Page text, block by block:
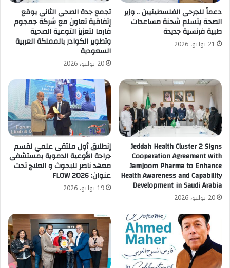
دعماً للجرحى الفلسطينيين .. وزير
الصحة يتسلم شحنة مساعدات
طبية فرنسية جديدة
21 يوليو، 2026
تجمع جدة الصحي الثاني يوقع
إتفاقية تعاون مع شركة جمجوم
فارما لتعزيز التوعية الصحية
وتطوير الكوادر بالمملكة العربية
السعودية
20 يوليو، 2026
Jeddah Health Cluster 2 Signs
Cooperation Agreement with
Jamjoom Pharma to Enhance
Health Awareness and Capability
Development in Saudi Arabia
20 يوليو، 2026
إنطلاق أول ملتقى علمي لقسم
جراحة الأوعية الدموية بمستشفى
معهد ناصر للبحوث و العلاج تحت
عنوان: FLOW 2026
19 يوليو، 2026